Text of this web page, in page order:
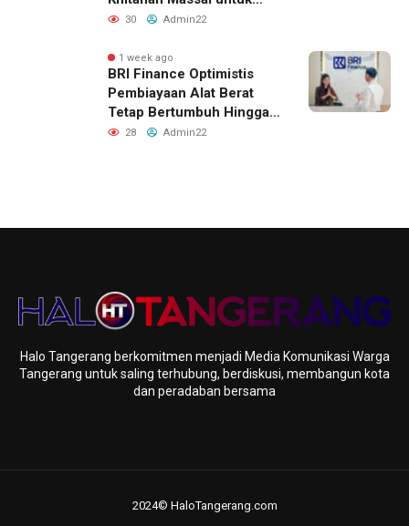
Lebih dari 2.000 Anak:
Raih Penghargaan MURI
30 Admin22
1 week ago
BRI Finance Optimistis
Pembiayaan Alat Berat
Tetap Bertumbuh Hingga
Akhir 2026
28 Admin22
Halo Tangerang berkomitmen menjadi Media Komunikasi Warga
Tangerang untuk saling terhubung, berdiskusi, membangun kota
dan peradaban bersama
2024© HaloTangerang.com